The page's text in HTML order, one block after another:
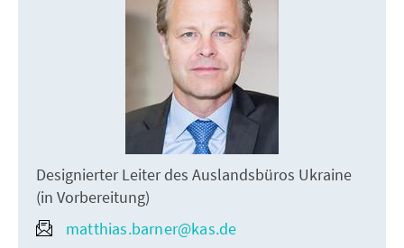
Designierter Leiter des Auslandsbüros Ukraine
(in Vorbereitung)
matthias.barner@kas.de